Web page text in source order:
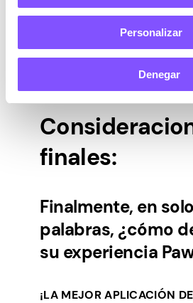
Personalizar
Denegar
Si me sentara con el equipo
tomar un café, los
increíble trabajo que hacen,
finales:
Finalmente, en
palabras, ¿cómo
su experiencia
¡LA MEJOR APLICACIÓN